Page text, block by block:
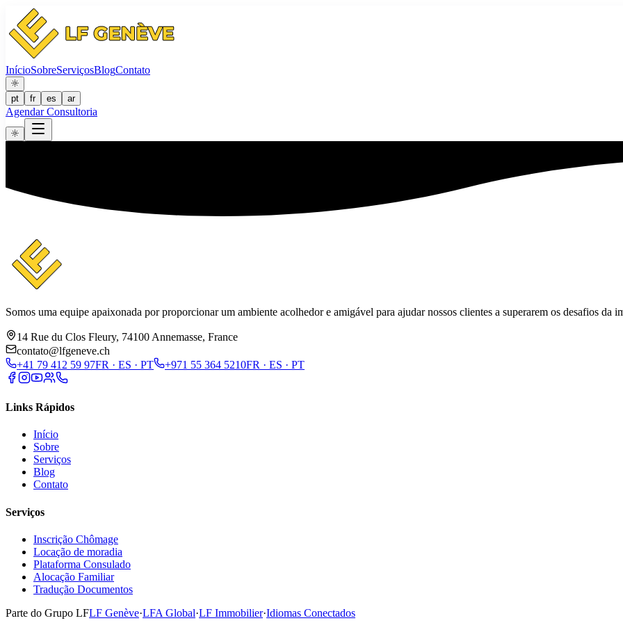
InícioSobreServiçosBlogContato
pt fr es ar
Agendar Consultoria
Somos uma equipe apaixonada por proporcionar um ambiente acolhedor e amigável para ajudar nossos clientes a superarem os desafios da
14 Rue du Clos Fleury, 74100 Annemasse, France
contato@lfgeneve.ch
+41 79 412 59 97FR · ES · PT +971 55 364 5210FR · ES · PT
Links Rápidos
Início
Sobre
Serviços
Blog
Contato
Serviços
Inscrição Chômage
Locação de moradia
Plataforma Consulado
Alocação Familiar
Tradução Documentos
Parte do Grupo LFLF Genève·LFA Global·LF Immobilier·Idiomas Conectados